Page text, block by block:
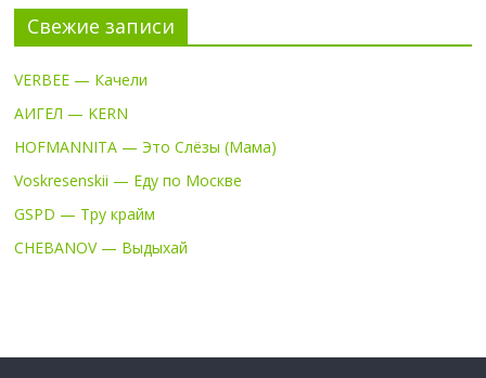
Свежие записи
VERBEE — Качели
АИГЕЛ — KERN
HOFMANNITA — Это Слёзы (Мама)
Voskresenskii — Еду по Москве
GSPD — Тру крайм
CHEBANOV — Выдыхай